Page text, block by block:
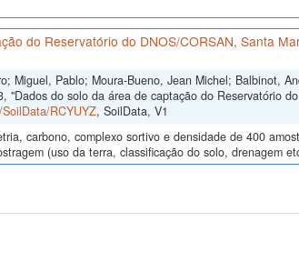
do Reservatório do DNOS/CORSAN, Santa
Miguel, Pablo; Moura-Bueno, Jean Michel; Balbinot,
"Dados do solo da área de captação do Reservatório
RCYUYZ, SoilData, V1
carbono, complexo sortivo e densidade de 400
(uso da terra, classificação do solo, drenagem